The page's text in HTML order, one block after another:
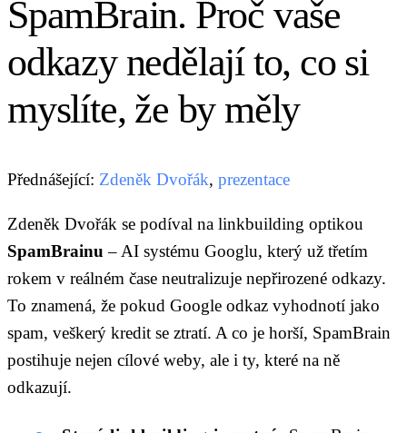
SpamBrain. Proč vaše
odkazy nedělají to, co si
myslíte, že by měly
Přednášející: Zdeněk Dvořák, prezentace
Zdeněk Dvořák se podíval na linkbuilding optikou
SpamBrainu – AI systému Googlu, který už třetím
rokem v reálném čase neutralizuje nepřirozené odkazy.
To znamená, že pokud Google odkaz vyhodnotí jako
spam, veškerý kredit se ztratí. A co je horší, SpamBrain
postihuje nejen cílové weby, ale i ty, které na ně
odkazují.